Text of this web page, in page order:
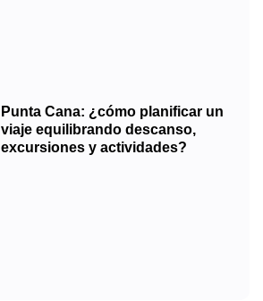
Punta Cana: ¿cómo planificar un
viaje equilibrando descanso,
excursiones y actividades?